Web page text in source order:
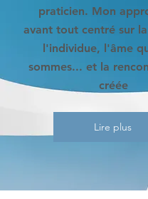
praticien. Mon
avant tout centré sur
l'individue, l'âme
sommes... et la
créée
Lire plus